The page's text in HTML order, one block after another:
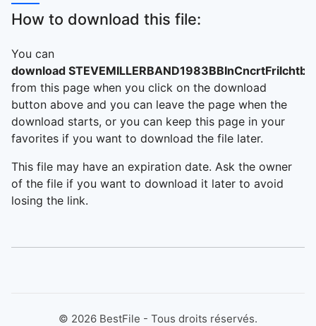
How to download this file:
You can
download
from this page when you click on the download
button above and you can leave the page when the
download starts, or you can keep this page in your
favorites if you want to download the file later.
This file may have an expiration date. Ask the owner
of the file if you want to download it later to avoid
losing the link.
© 2026 BestFile - Tous droits réservés.